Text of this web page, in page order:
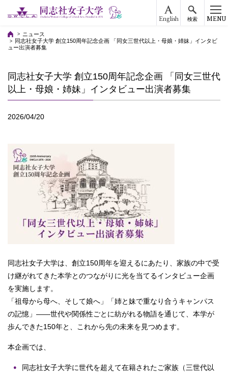
English 検索 MENU
ニュース
同志社女子大学 創立150周年記念企画 「同女三世代以上・母娘・姉妹」インタビ
ュー出演者募集
同志社女子大学 創立150周年記念企画 「同女三世代
以上・母娘・姉妹」インタビュー出演者募集
2026/04/20
同志社女子大学は、創立150周年を迎えるにあたり、家族の中で受
け継がれてきた本学とのつながりに光を当てるインタビュー企画
を実施します。
「祖母から母へ、そして娘へ」「姉と妹で重なり合うキャンパス
の記憶」――世代や関係性ごとに紡がれる物語を通じて、本学が
歩んできた150年と、これから先の未来を見つめます。
本企画では、
同志社女子大学に世代を超えて在籍されたご家族（三世代以